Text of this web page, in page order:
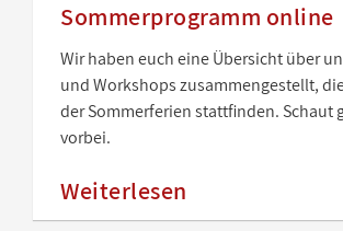
Sommerprogramm online
Wir haben euch eine Übersicht über
und Workshops zusammengestellt,
der Sommerferien stattfinden. Schaut
vorbei.
Weiterlesen